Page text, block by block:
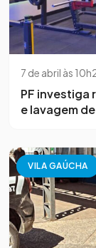
7 de abril às
PF investiga
e lavagem
VILA GAÚCHA